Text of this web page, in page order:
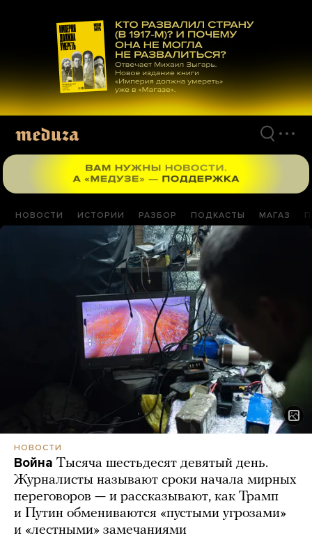
материалам
НОВОСТИ ИСТОРИИ РАЗБОР ПОДКАСТЫ МАГАЗ
НОВОСТИ
Война Тысяча шестьдесят девятый день.
Журналисты называют сроки начала мирных
переговоров — и рассказывают, как Трамп
и Путин обмениваются «пустыми угрозами»
и «лестными» замечаниями